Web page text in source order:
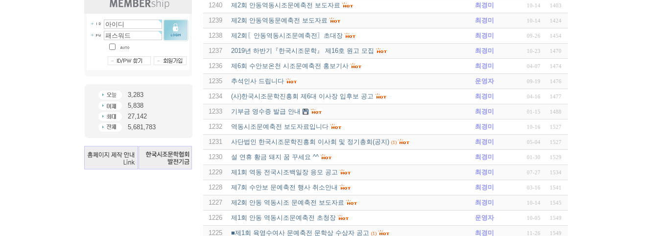
3,283
5,838
27,142
5,681,783
1240 제2회 안동역동시조문예축전 보도자료 최경미 10-14 1403
1239 제2회 안동역동문예축전 보도자료 최경미 10-14 1424
1238 제2회〖안동역동시조문예축전〗초대장 최경미 09-26 1454
1237 2019년 하반기『한국시조문학』 제16호 원고 모집 최경미 10-23 1470
1236 제6회 수안보온천 시조문예축전 홍보기사 최경미 04-07 1474
1235 추석인사 드립니다 운영자 09-19 1476
1234 (사)한국시조문학진흥회 제6대 이사장 입후보 공고 최경미 04-16 1477
1233 기부금 영수증 발급 안내 최경미 01-15 1488
1232 역동시조문예축전 보도자료입니다 최경미 10-16 1527
1231 사단법인 한국시조문학진흥회 이사회 및 정기총회(공지) (1) 최경미 05-04 1527
1230 설 연휴 황금 돼지 꿈 꾸세요 ^^ 최경미 01-30 1529
1229 제1회 역동 전국시조백일장 응모 공고 최경미 07-27 1534
1228 제7회 수안보 문예축전 행사 취소안내 최경미 03-16 1541
1227 제2회 안동 역동시조 문예축전 보도자료 최경미 10-14 1545
1226 제1회 안동 역동시조문예축전 초청장 운영자 10-05 1549
1225 ■제1회 육영수여사 문예축전 문학상 수상자 공고 (1) 최경미 11-26 1549